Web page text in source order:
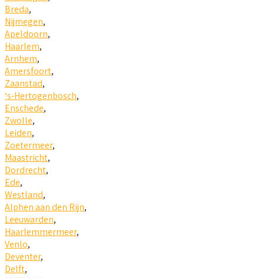
Breda,
Nijmegen,
Apeldoorn,
Haarlem,
Arnhem,
Amersfoort,
Zaanstad,
‘s-Hertogenbosch,
Enschede,
Zwolle,
Leiden,
Zoetermeer,
Maastricht,
Dordrecht,
Ede,
Westland,
Alphen aan den Rijn,
Leeuwarden,
Haarlemmermeer,
Venlo,
Deventer,
Delft,